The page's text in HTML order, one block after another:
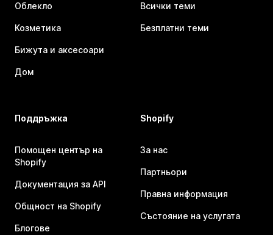
Облекло
Козметика
Бижута и аксесоари
Дом
Всички теми
Безплатни теми
Поддръжка
Помощен център на
Shopify
Документация за API
Общност на Shopify
Блогове
Shopify
За нас
Партньори
Правна информация
Състояние на услугата